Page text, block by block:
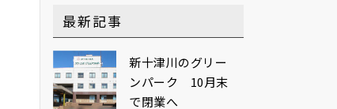
最新記事
新十津川のグリー
ンパーク 10月末
で閉業へ